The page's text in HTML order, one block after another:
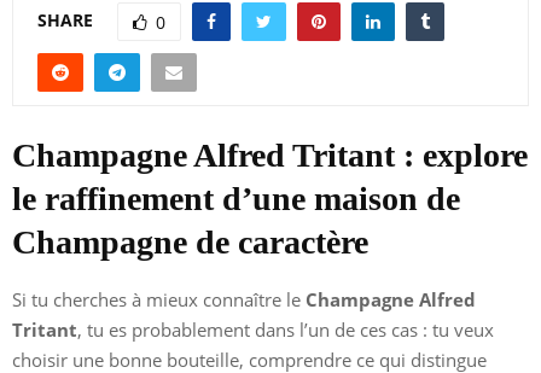
SHARE 0
Champagne Alfred Tritant : explore
le raffinement d’une maison de
Champagne de caractère
Si tu cherches à mieux connaître le Champagne Alfred
Tritant, tu es probablement dans l’un de ces cas : tu veux
choisir une bonne bouteille, comprendre ce qui distingue